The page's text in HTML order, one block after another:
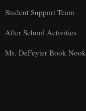
Student Support Team
After School Activities
Ms. DeFeyter Book Nook